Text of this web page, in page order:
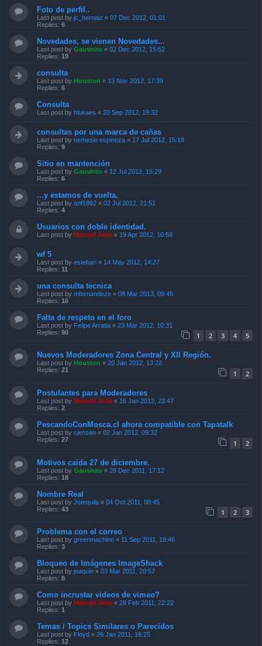
Foto de perfil..
Last post by jc_hernaiz « 07 Dec 2012, 01:01
Replies: 6
Novedades, se vienen Novedades...
Last post by Gaushito « 02 Dec 2012, 15:52
Replies: 19
consulta
Last post by Houston « 13 Nov 2012, 17:39
Replies: 6
Consulta
Last post by hlukaes « 20 Sep 2012, 19:32
consultas por una marca de cañas
Last post by nemesio espinoza « 17 Jul 2012, 15:18
Replies: 9
Sitio en mantención
Last post by Gaushito « 12 Jul 2012, 15:29
Replies: 6
...y estamos de vuelta.
Last post by anf1892 « 02 Jul 2012, 21:51
Replies: 4
Usuarios con doble identidad.
Last post by Manuel Jose « 19 Apr 2012, 10:58
wf 5
Last post by esteban « 14 May 2012, 14:27
Replies: 11
una consulta tecnica
Last post by mfernandeze « 08 Mar 2013, 09:45
Replies: 16
Falta de respeto en el foro
Last post by Felipe Arratia « 23 Mar 2012, 10:31
Replies: 90 1 2 3 4 5
Nuevos Moderadores Zona Central y XII Región.
Last post by Houston « 20 Jan 2012, 13:22
Replies: 21 1 2
Postulantes para Moderadores
Last post by Manuel Jose « 16 Jan 2012, 23:47
Replies: 2
PescandoConMosca.cl ahora compatible con Tapatalk
Last post by cjensen « 02 Jan 2012, 09:32
Replies: 27 1 2
Motivos caida 27 de diciembre.
Last post by Gaushito « 28 Dec 2011, 17:12
Replies: 18
Nombre Real
Last post by Jotequila « 04 Oct 2011, 00:45
Replies: 43 1 2 3
Problema con el correo
Last post by greenmachine « 11 Sep 2011, 19:46
Replies: 3
Bloqueo de Imágenes ImageShack
Last post by joaquin « 03 Mar 2011, 20:57
Replies: 8
Como incrustar videos de vimeo?
Last post by Manuel Jose « 28 Feb 2011, 22:22
Replies: 1
Temas / Topics Similares o Parecidos
Last post by Floyd « 26 Jan 2011, 16:25
Replies: 12